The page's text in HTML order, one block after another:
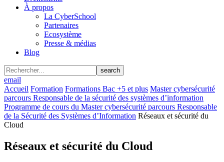
À propos
La CyberSchool
Partenaires
Ecosystème
Presse & médias
Blog
search
email
Accueil Formation Formations Bac +5 et plus Master cybersécurité
parcours Responsable de la sécurité des systèmes d’information
Programme de cours du Master cybersécurité parcours Responsable
de la Sécurité des Systèmes d’Information Réseaux et sécurité du
Cloud
Réseaux et sécurité du Cloud